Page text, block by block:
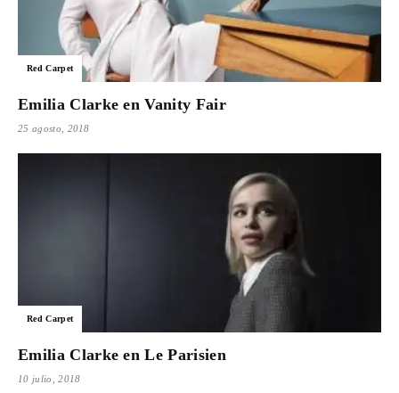
Red Carpet
Emilia Clarke en Vanity Fair
25 agosto, 2018
Red Carpet
Emilia Clarke en Le Parisien
10 julio, 2018